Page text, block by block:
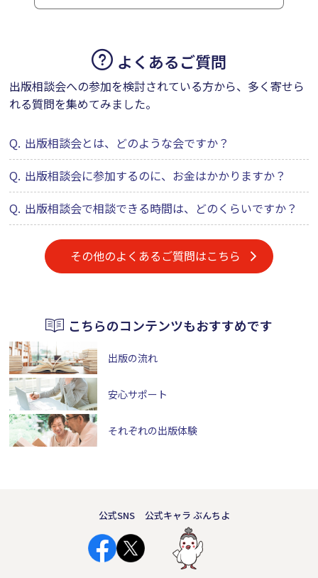
よくあるご質問
出版相談会への参加を検討されている方から、多く寄せら
れる質問を集めてみました。
Q. 出版相談会とは、どのような会ですか？
Q. 出版相談会に参加するのに、お金はかかりますか？
Q. 出版相談会で相談できる時間は、どのくらいですか？
その他のよくあるご質問はこちら
こちらのコンテンツもおすすめです
出版の流れ
安心サポート
それぞれの出版体験
公式SNS 公式キャラ ぶんちよ